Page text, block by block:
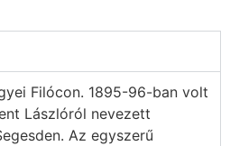
Filócon. 1895-96-ban volt
Lászlóról nevezett
Az egyszerű